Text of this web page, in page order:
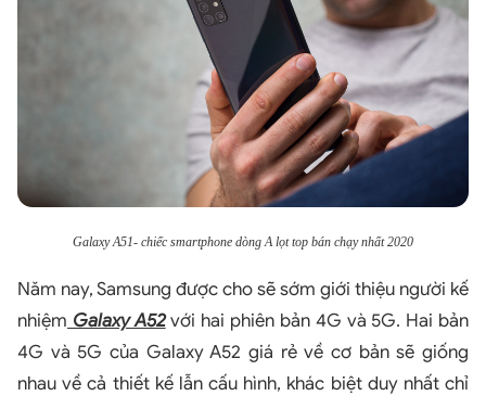
Galaxy A51- chiếc smartphone dòng A lọt top bán chạy nhất 2020
Năm nay, Samsung được cho sẽ sớm giới thiệu người kế
nhiệm Galaxy A52với hai phiên bản 4G và 5G. Hai bản
4G và 5G của Galaxy A52 giá rẻ về cơ bản sẽ giống
nhau về cả thiết kế lẫn cấu hình, khác biệt duy nhất chỉ